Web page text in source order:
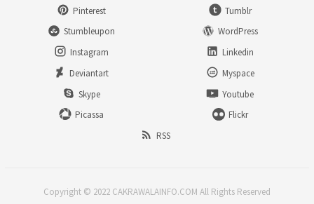
Pinterest
Tumblr
Stumbleupon
WordPress
Instagram
Linkedin
Deviantart
Myspace
Skype
Youtube
Picassa
Flickr
RSS
Copyright © 2022 CAKRAWALAINFO.COM All Rights Reserved